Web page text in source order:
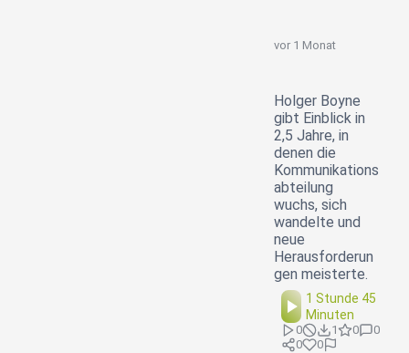
vor 1 Monat
Holger Boyne
gibt Einblick in
2,5 Jahre, in
denen die
Kommunikations
abteilung
wuchs, sich
wandelte und
neue
Herausforderun
gen meisterte.
1 Stunde 45
Minuten
0 1 0
0
0
0